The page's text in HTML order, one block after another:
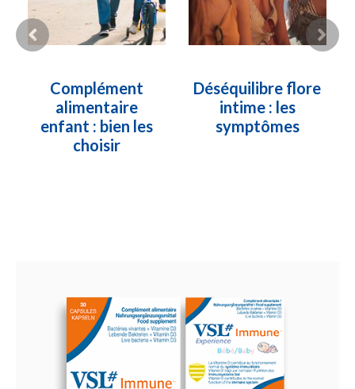
Complément
alimentaire
enfant : bien les
choisir
Déséquilibre flore
intime : les
symptômes